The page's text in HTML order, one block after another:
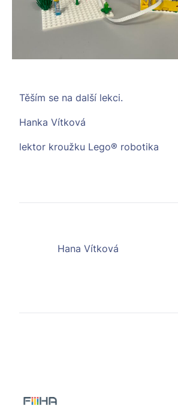
Těším se na další lekci.
Hanka Vítková
lektor kroužku Lego® robotika
Hana Vítková